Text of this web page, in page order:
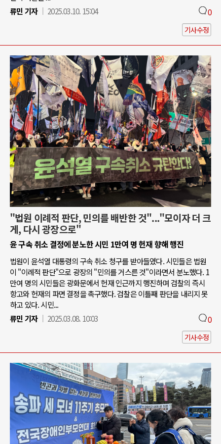
류민 기자
2025.03.10. 15:04 0
기사수정
"법원 이례적 판단, 민의를 배반한 것"..."모이자 더 크
게, 다시 광장으로"
윤 구속 취소 결정에 분노한 시민 1만여 명 헌재 향해 행진
법원이 윤석열 대통령의 구속 취소 청구를 받아들였다. 시민들은 법원
이 "이례적 판단"으로 광장의 "민의를 거스른 것"이라면서 분노했다. 1
만여 명의 시민들은 광화문에서 헌재 인근까지 행진하며 검찰의 즉시
항고와 헌재의 파면 결정을 촉구했다. 검찰은 이틀째 판단을 내리지 못
하고 있다. 시민...
류민 기자
2025.03.08. 10:03 0
기사수정